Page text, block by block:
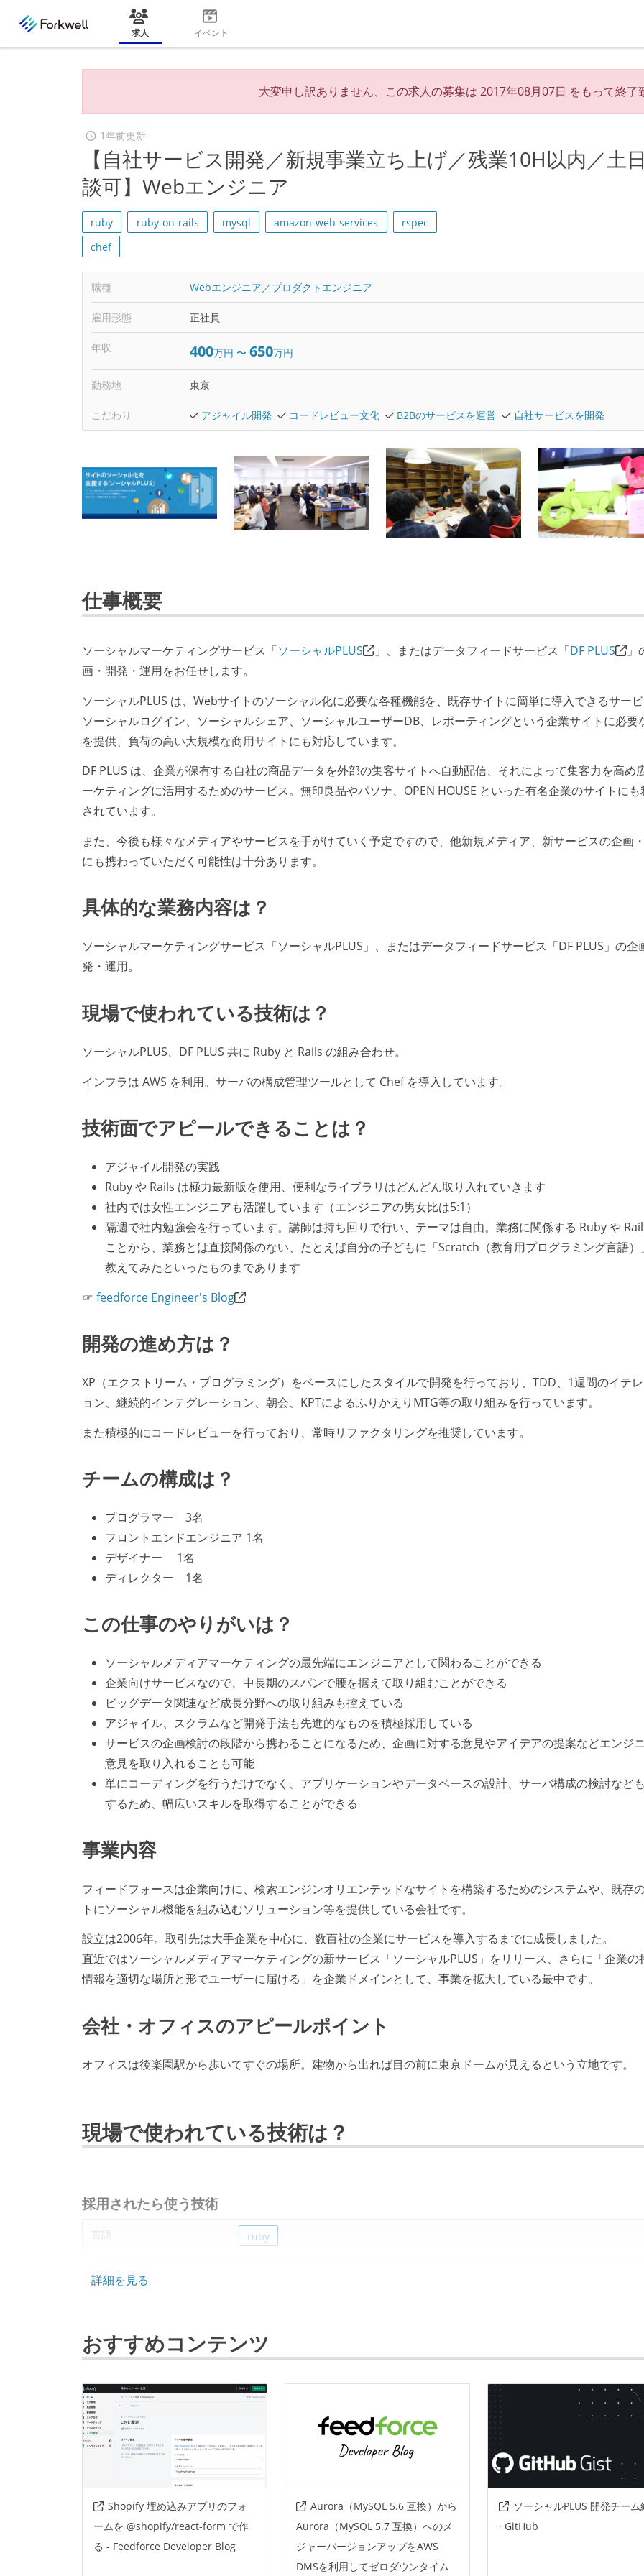
求人 イベント
大変申し訳ありません、この求人の募集は 2017年08月07日 をもって終了
1年前更新
【自社サービス開発／新規事業立ち上げ／残業10H以内／土
談可】Webエンジニア
ruby ruby-on-rails mysql amazon-web-services
rspec
chef
職種 Webエンジニア／プロダクトエンジニア
雇用形態 正社員
年収 400万円 〜 650万円
勤務地 東京
こだわり アジャイル開発 コードレビュー文化 B2Bのサービスを運営 自社サービスを開発
仕事概要
ソーシャルマーケティングサービス「ソーシャルPLUS 」、またはデータフィードサービス「DF PLUS
」
画・開発・運用をお任せします。
ソーシャルPLUS は、Webサイトのソーシャル化に必要な各種機能を、既存サイトに簡単に導入できるサー
ソーシャルログイン、ソーシャルシェア、ソーシャルユーザーDB、レポーティングという企業サイトに必要
を提供、負荷の高い大規模な商用サイトにも対応しています。
DF PLUS は、企業が保有する自社の商品データを外部の集客サイトへ自動配信、それによって集客力を高め
ーケティングに活用するためのサービス。無印良品やパソナ、OPEN HOUSE といった有名企業のサイトにも
されています。
また、今後も様々なメディアやサービスを手がけていく予定ですので、他新規メディア、新サービスの企画
にも携わっていただく可能性は十分あります。
具体的な業務内容は？
ソーシャルマーケティングサービス「ソーシャルPLUS」、またはデータフィードサービス「DF PLUS」の企
発・運用。
現場で使われている技術は？
ソーシャルPLUS、DF PLUS 共に Ruby と Rails の組み合わせ。
インフラは AWS を利用。サーバの構成管理ツールとして Chef を導入しています。
技術面でアピールできることは？
アジャイル開発の実践
Ruby や Rails は極力最新版を使用、便利なライブラリはどんどん取り入れていきます
社内では女性エンジニアも活躍しています（エンジニアの男女比は5:1）
隔週で社内勉強会を行っています。講師は持ち回りで行い、テーマは自由。業務に関係する Ruby や
ことから、業務とは直接関係のない、たとえば自分の子どもに「Scratch（教育用プログラミング言語）
教えてみたといったものまであります
☞ feedforce Engineer's Blog
開発の進め方は？
XP（エクストリーム・プログラミング）をベースにしたスタイルで開発を行っており、TDD、1週間のイテ
ョン、継続的インテグレーション、朝会、KPTによるふりかえりMTG等の取り組みを行っています。
また積極的にコードレビューを行っており、常時リファクタリングを推奨しています。
チームの構成は？
プログラマー 3名
フロントエンドエンジニア 1名
デザイナー 1名
ディレクター 1名
この仕事のやりがいは？
ソーシャルメディアマーケティングの最先端にエンジニアとして関わることができる
企業向けサービスなので、中長期のスパンで腰を据えて取り組むことができる
ビッグデータ関連など成長分野への取り組みも控えている
アジャイル、スクラムなど開発手法も先進的なものを積極採用している
サービスの企画検討の段階から携わることになるため、企画に対する意見やアイデアの提案などエンジ
意見を取り入れることも可能
単にコーディングを行うだけでなく、アプリケーションやデータベースの設計、サーバ構成の検討など
するため、幅広いスキルを取得することができる
事業内容
フィードフォースは企業向けに、検索エンジンオリエンテッドなサイトを構築するためのシステムや、既存
トにソーシャル機能を組み込むソリューション等を提供している会社です。
設立は2006年。取引先は大手企業を中心に、数百社の企業にサービスを導入するまでに成長しました。
直近ではソーシャルメディアマーケティングの新サービス「ソーシャルPLUS」をリリース、さらに「企業の
情報を適切な場所と形でユーザーに届ける」を企業ドメインとして、事業を拡大している最中です。
会社・オフィスのアピールポイント
オフィスは後楽園駅から歩いてすぐの場所。建物から出れば目の前に東京ドームが見えるという立地です。
現場で使われている技術は？
採用されたら使う技術
言語 ruby
その他 amazon-web-services
詳細を見る
おすすめコンテンツ
Shopify 埋め込みアプリのフォ
ームを @shopify/react-form で作
る - Feedforce Developer Blog
Aurora（MySQL 5.6 互換）から
Aurora（MySQL 5.7 互換）へのメ
ジャーバージョンアップをAWS
DMSを利用してゼロダウンタイム
ソーシャルPLUS 開発チーム
· GitHub